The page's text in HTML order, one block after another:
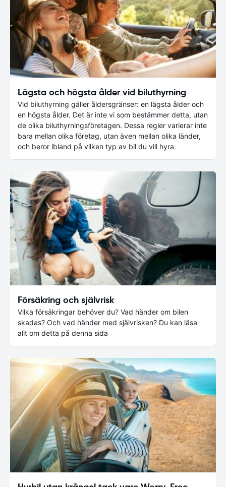
Lägsta och högsta ålder vid biluthyrning
Vid biluthyrning gäller åldersgränser: en lägsta ålder och
en högsta ålder. Det är inte vi som bestämmer detta, utan
de olika biluthyrningsföretagen. Dessa regler varierar inte
bara mellan olika företag, utan även mellan olika länder,
och beror ibland på vilken typ av bil du vill hyra.
Försäkring och självrisk
Vilka försäkringar behöver du? Vad händer om bilen
skadas? Och vad händer med självrisken? Du kan läsa
allt om detta på denna sida